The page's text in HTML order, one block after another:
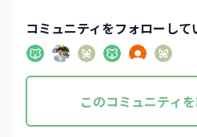
コミュニティをフォローして
このコミュニティ